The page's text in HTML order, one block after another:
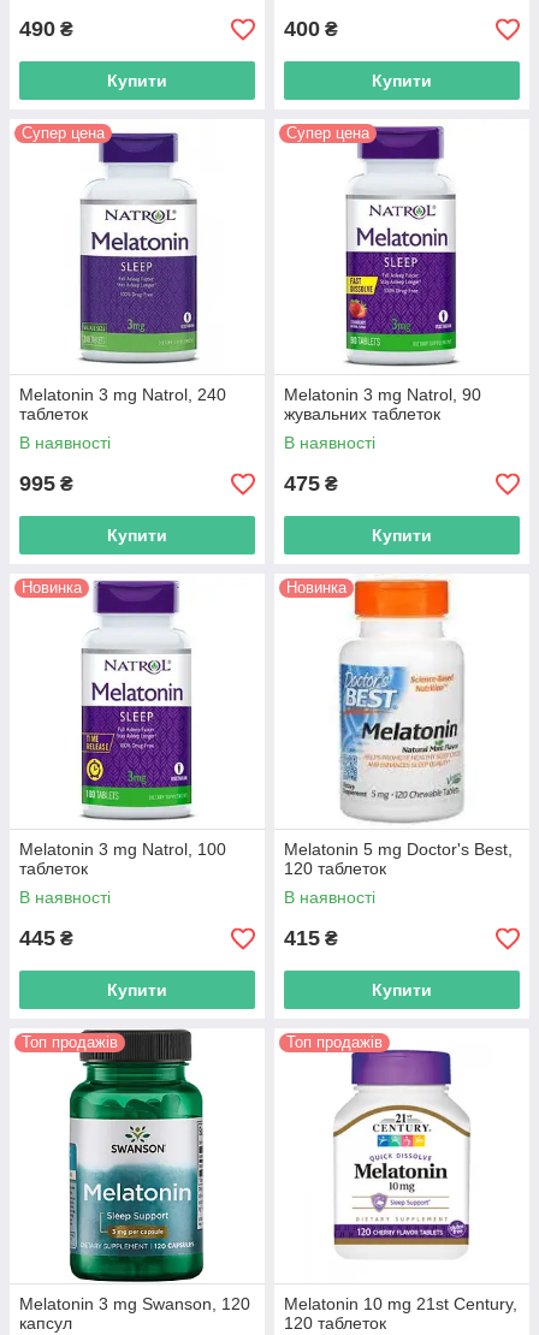
490 ₴
Купити
400 ₴
Купити
Супер цена
Melatonin 3 mg Natrol, 240
таблеток
В наявності
995 ₴
Купити
Супер цена
Melatonin 3 mg Natrol, 90
жувальних таблеток
В наявності
475 ₴
Купити
Новинка
Melatonin 3 mg Natrol, 100
таблеток
В наявності
445 ₴
Купити
Новинка
Melatonin 5 mg Doctor's Best,
120 таблеток
В наявності
415 ₴
Купити
Топ продажів
Melatonin 3 mg Swanson, 120
капсул
Топ продажів
Melatonin 10 mg 21st Century,
120 таблеток